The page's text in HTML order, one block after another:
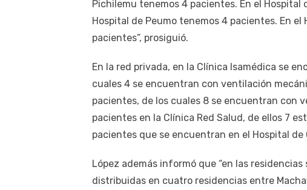
Pichilemu tenemos 4 pacientes. En el Hospital
Hospital de Peumo tenemos 4 pacientes. En
pacientes”, prosiguió.
En la red privada, en la Clínica Isamédica se
cuales 4 se encuentran con ventilación
pacientes, de los cuales 8 se encuentran con
pacientes en la Clínica Red Salud, de ellos 7
pacientes que se encuentran en el Hospital de
López además informó que “en las
distribuidas en cuatro residencias entre